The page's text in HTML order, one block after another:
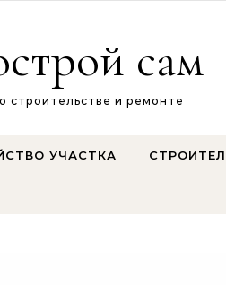
сам
строительстве и ремонте
УЧАСТКА